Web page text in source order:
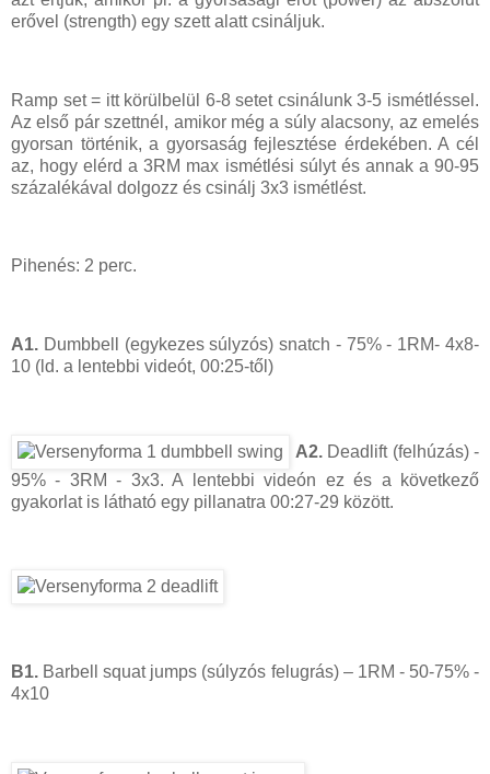
erővel (strength) egy szett alatt csináljuk.
Ramp set = itt körülbelül 6-8 setet csinálunk 3-5 ismétléssel.
Az első pár szettnél, amikor még a súly alacsony, az emelés
gyorsan történik, a gyorsaság fejlesztése érdekében. A cél
az, hogy elérd a 3RM max ismétlési súlyt és annak a 90-95
százalékával dolgozz és csinálj 3x3 ismétlést.
Pihenés: 2 perc.
A1. Dumbbell (egykezes súlyzós) snatch - 75% - 1RM- 4x8-
10 (ld. a lentebbi videót, 00:25-től)
A2.Deadlift (felhúzás) -
95% - 3RM - 3x3. A lentebbi videón ez és a következő
gyakorlat is látható egy pillanatra 00:27-29 között.
B1. Barbell squat jumps (súlyzós felugrás) – 1RM - 50-75% -
4x10